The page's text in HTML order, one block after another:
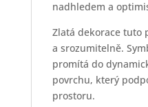
nadhledem a
Zlatá dekorace tuto
a srozumitelně.
promítá do
povrchu, který
prostoru.